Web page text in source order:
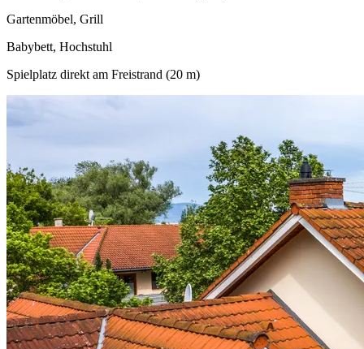
Gartenmöbel, Grill
Babybett, Hochstuhl
Spielplatz direkt am Freistrand (20 m)